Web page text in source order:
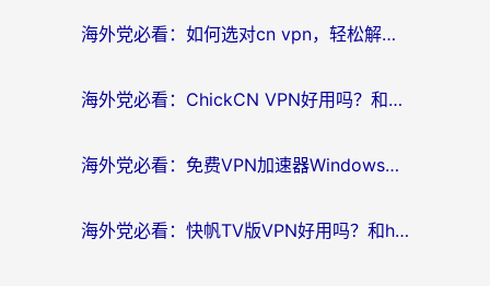
海外党必看：如何选对cn vpn，轻松解锁国内影音游戏？
海外党必看：ChickCN VPN好用吗？和星河VPN对比哪个回国效果更好？附真实体验+避坑指南
海外党必看：免费VPN加速器Windows版怎么选？附真实测评与无缝访问国内资源指南
海外党必看：快帆TV版VPN好用吗？和hi龟龟VPN对比哪个回国效果更好？附免费加速器选择指南